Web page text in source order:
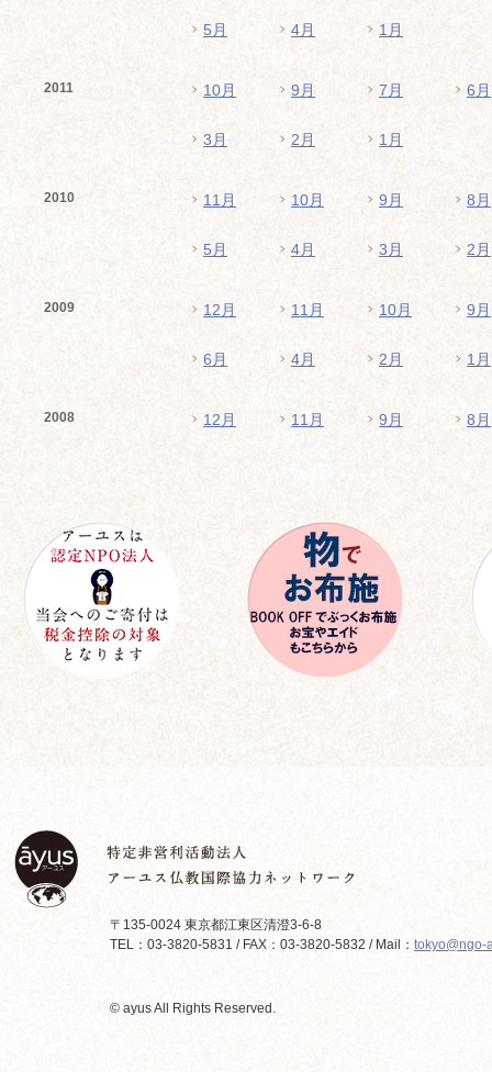
5月 4月 1月
2011 10月 9月 7月 6月
3月 2月 1月
2010 11月 10月 9月 8月
5月 4月 3月 2月
2009 12月 11月 10月 9月
6月 4月 2月 1月
2008 12月 11月 9月 8月
〒135-0024 東京都江東区清澄3-6-8
TEL：03-3820-5831 / FAX：03-3820-5832 / Mail： tokyo@ngo-
© ayus All Rights Reserved.